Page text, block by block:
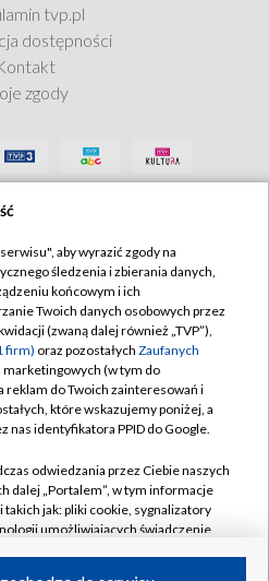
tvp.pl
dostępności
zgody
aby wyrazić zgody na
śledzenia i zbierania danych,
końcowym i ich
Twoich danych osobowych przez
(zwaną dalej również „TVP”),
firm) oraz pozostałych Zaufanych
marketingowych (w tym do
reklam do Twoich zainteresowań i
które wskazujemy poniżej, a
nas identyfikatora PPID do Google.
odwiedzania przez Ciebie naszych
dalej „Portalem”, w tym informacje
jak: pliki cookie, sygnalizatory
umożliwiających świadczenie